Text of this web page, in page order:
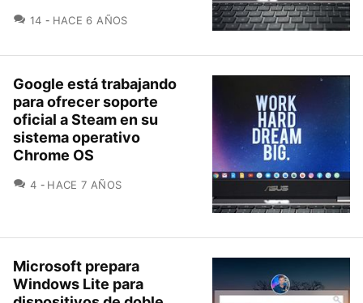
14 COMENTARIOS
HACE 6 AÑOS
Google está trabajando
para ofrecer soporte
oficial a Steam en su
sistema operativo
Chrome OS
4 COMENTARIOS
HACE 7 AÑOS
Microsoft prepara
Windows Lite para